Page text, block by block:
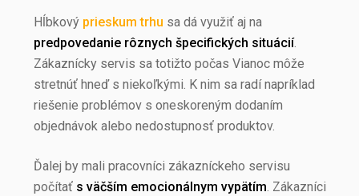
Hĺbkový prieskum trhu sa dá využiť aj na
predpovedanie rôznych špecifických situácií.
Zákaznícky servis sa totižto počas Vianoc môže
stretnúť hneď s niekoľkými. K nim sa radí napríklad
riešenie problémov s oneskoreným dodaním
objednávok alebo nedostupnosť produktov.
Ďalej by mali pracovníci zákazníckeho servisu
počítať s väčším emocionálnym vypätím . Zákazníci